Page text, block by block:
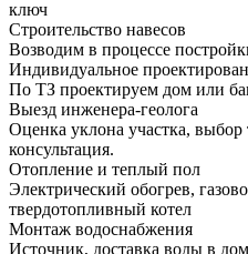
ключ
Строительство навесов
Возводим в процессе
Индивидуальное
По ТЗ проектируем дом или
Выезд инженера-геолога
Оценка уклона участка,
консультация.
Отопление и теплый пол
Электрический обогрев,
твердотопливный котел
Монтаж водоснабжения
Источник, доставка воды в